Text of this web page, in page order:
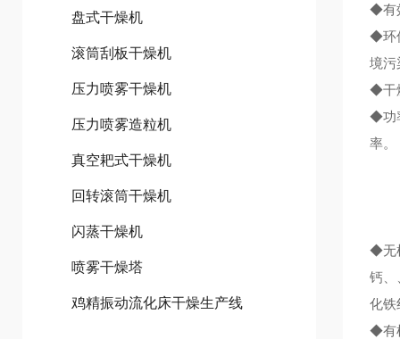
盘式干燥机
滚筒刮板干燥机
压力喷雾干燥机
压力喷雾造粒机
真空耙式干燥机
回转滚筒干燥机
闪蒸干燥机
喷雾干燥塔
鸡精振动流化床干燥生产线
◆有
◆环
境污
◆干
◆功
率。
◆无
钙、
化铁
◆有